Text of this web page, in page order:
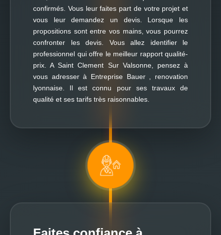
confirmés. Vous leur faites part de votre projet et
vous leur demandez un devis. Lorsque les
propositions sont entre vos mains, vous pourrez
confronter les devis. Vous allez identifier le
professionnel qui offre le meilleur rapport qualité-
prix. A Saint Clement Sur Valsonne, pensez à
vous adresser à Entreprise Bauer , renovation
lyonnaise. Il est connu pour ses travaux de
qualité et ses tarifs très raisonnables.